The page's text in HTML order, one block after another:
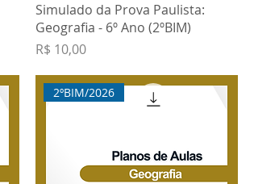
Simulado da Prova Paulista:
Geografia - 6º Ano (2ºBIM)
Preço
R$ 10,00
2ºBIM/2026